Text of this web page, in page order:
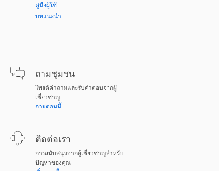
คู่มือผู้ใช้
บทแนะนำ
ถามชุมชน
โพสต์คำถามและรับคำตอบจากผู้
เชี่ยวชาญ
ถามตอนนี้
ติดต่อเรา
การสนับสนุนจากผู้เชี่ยวชาญสำหรับ
ปัญหาของคุณ